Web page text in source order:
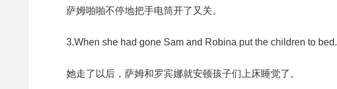
萨姆啪啪不停地把手电筒开了又关。
3.When she had gone Sam and Robina put the children to bed.
她走了以后，萨姆和罗宾娜就安顿孩子们上床睡觉了。